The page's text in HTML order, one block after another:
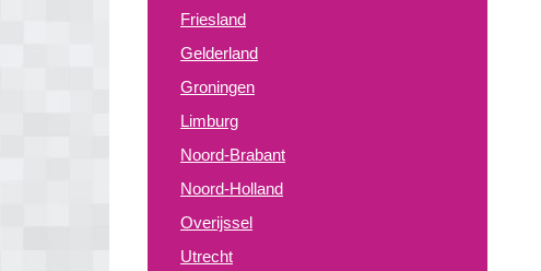
Friesland
Gelderland
Groningen
Limburg
Noord-Brabant
Noord-Holland
Overijssel
Utrecht